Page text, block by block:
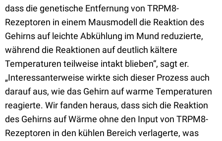
dass die genetische Entfernung von TRPM8-
Rezeptoren in einem Mausmodell die Reaktion des
Gehirns auf leichte Abkühlung im Mund reduzierte,
während die Reaktionen auf deutlich kältere
Temperaturen teilweise intakt blieben“, sagt er.
„Interessanterweise wirkte sich dieser Prozess auch
darauf aus, wie das Gehirn auf warme Temperaturen
reagierte. Wir fanden heraus, dass sich die Reaktion
des Gehirns auf Wärme ohne den Input von TRPM8-
Rezeptoren in den kühlen Bereich verlagerte, was